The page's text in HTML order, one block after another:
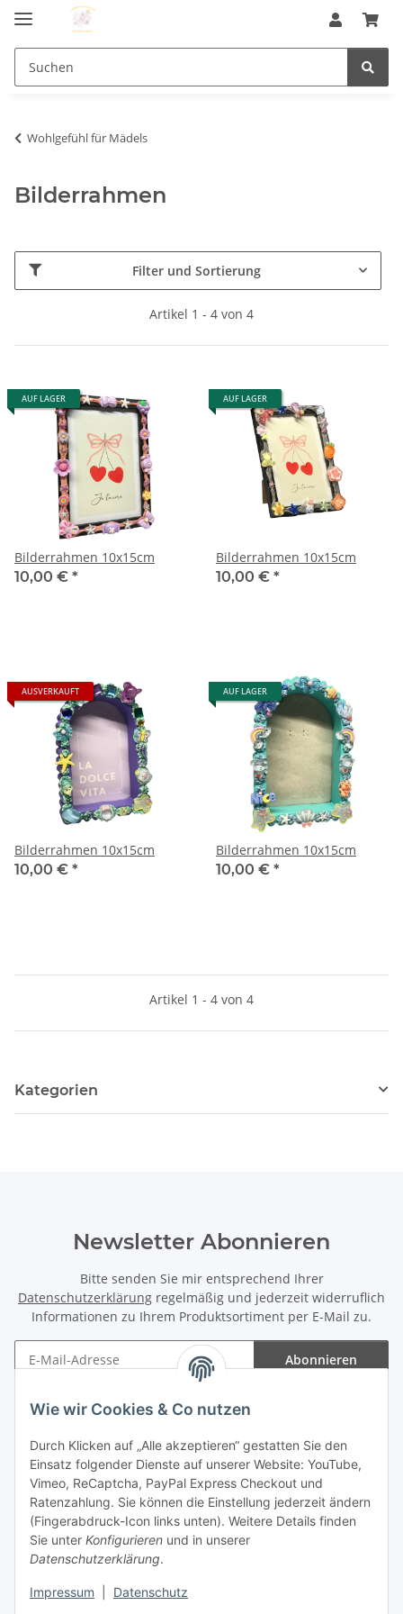
Wie wir Cookies & Co nutzen
Durch Klicken auf „Alle akzeptieren“ gestatten Sie den
Einsatz folgender Dienste auf unserer Website: YouTube,
Vimeo, ReCaptcha, PayPal Express Checkout und
Ratenzahlung. Sie können die Einstellung jederzeit ändern
(Fingerabdruck-Icon links unten). Weitere Details finden
Sie unter Konfigurieren und in unserer
Datenschutzerklärung.
Impressum Datenschutz
Wohlgefühl für Mädels
Bilderrahmen
Filter und Sortierung
Artikel 1 - 4 von 4
AUF LAGER
Bilderrahmen 10x15cm
10,00 € *
AUF LAGER
Bilderrahmen 10x15cm
10,00 € *
AUSVERKAUFT
Bilderrahmen 10x15cm
10,00 € *
AUF LAGER
Bilderrahmen 10x15cm
10,00 € *
Artikel 1 - 4 von 4
Kategorien
Newsletter Abonnieren
Bitte senden Sie mir entsprechend Ihrer
Datenschutzerklärung regelmäßig und jederzeit widerruflich
Informationen zu Ihrem Produktsortiment per E-Mail zu.
Abonnieren
Gesetzliche Informationen
Vertrag widerrufen